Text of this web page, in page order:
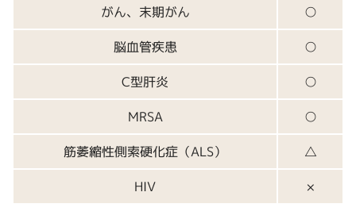
がん、末期がん
○
脳血管疾患
○
C型肝炎
○
MRSA
○
筋萎縮性側索硬化症（ALS）
△
HIV
×